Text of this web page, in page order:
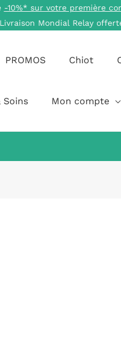
-10%* sur votre première
Livraison Mondial Relay
PROMOS Chiot
Soins Mon compte